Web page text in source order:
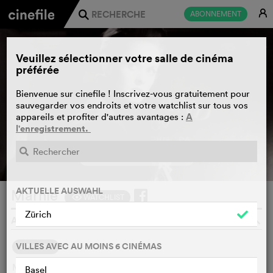
ABONNEMENT E
j
Marnie WATCHLIST
ALFRED HITCHCOCK, USA, 1964
SYNOPSIS
Mark Rutland sait qu'à chaque nouvel emploi Marnie Edgar
Veuillez sélectionner votre salle de cinéma
préférée
Bienvenue sur cinefile ! Inscrivez-vous gratuitement pour
sauvegarder vos endroits et votre watchlist sur tous vos
appareils et profiter d'autres avantages : A
l'enregistrement.
AKTUELLE AUSWAHL
Zürich
VILLES AVEC AU MOINS 6 CINÉMAS
Basel